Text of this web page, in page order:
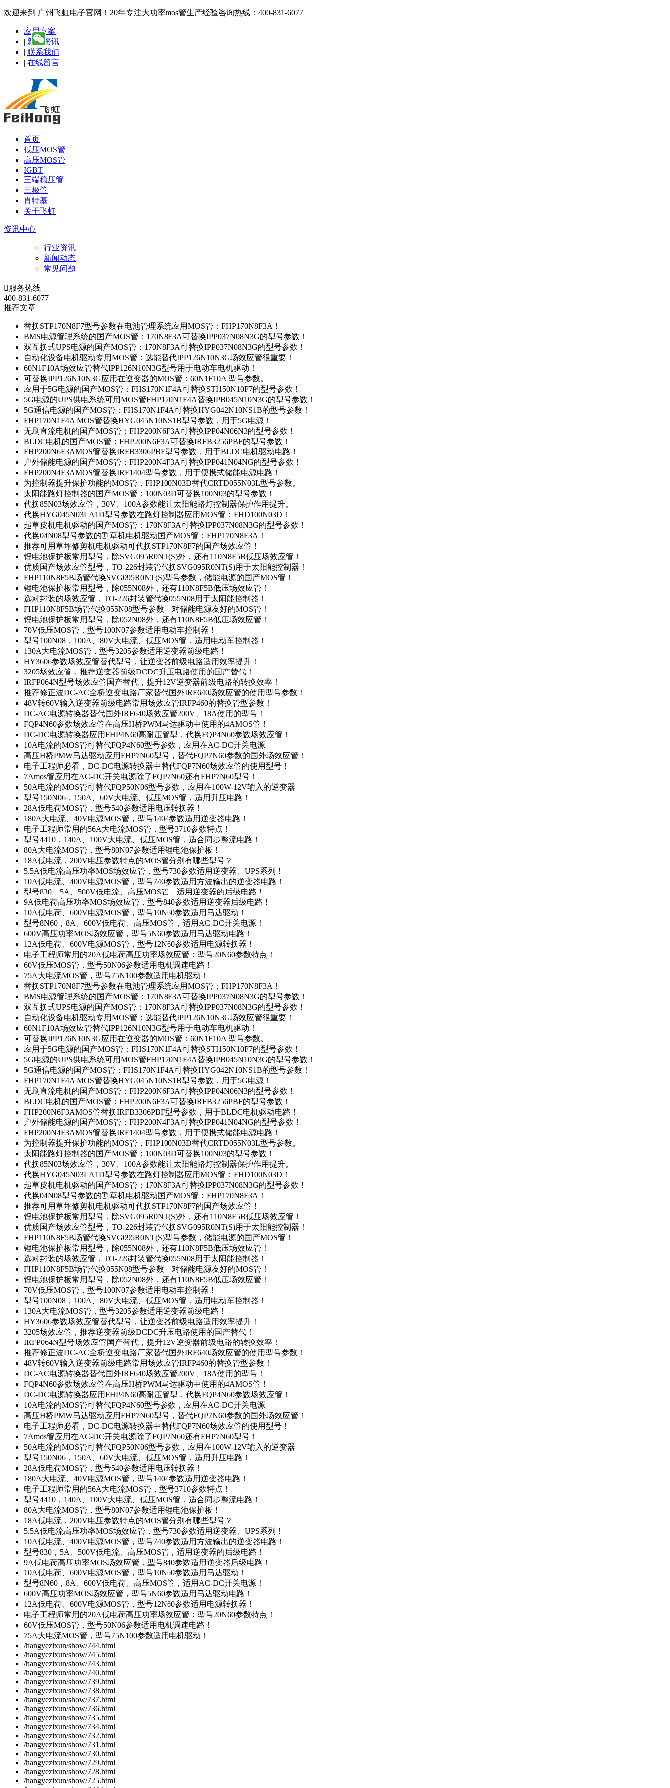
欢迎来到 广州飞虹电子官网！20年专注大功率mos管生产经验咨询热线：400-831-6077
应用方案
| 新闻资讯
| 联系我们
| 在线留言
首页
低压MOS管
高压MOS管
IGBT
三端稳压管
三极管
肖特基
关于飞虹
资讯中心
行业资讯
新闻动态
常见问题
 服务热线
400-831-6077
推荐文章
替换STP170N8F7型号参数在电池管理系统应用MOS管：FHP170N8F3A！
BMS电源管理系统的国产MOS管：170N8F3A可替换IPP037N08N3G的型号参数！
双互换式UPS电源的国产MOS管：170N8F3A可替换IPP037N08N3G的型号参数！
自动化设备电机驱动专用MOS管：选能替代IPP126N10N3G场效应管很重要！
60N1F10A场效应管替代IPP126N10N3G型号用于电动车电机驱动！
可替换IPP126N10N3G应用在逆变器的MOS管：60N1F10A 型号参数。
应用于5G电源的国产MOS管：FHS170N1F4A可替换STI150N10F7的型号参数！
5G电源的UPS供电系统可用MOS管FHP170N1F4A替换IPB045N10N3G的型号参数！
5G通信电源的国产MOS管：FHS170N1F4A可替换HYG042N10NS1B的型号参数！
FHP170N1F4A MOS管替换HYG045N10NS1B型号参数，用于5G电源！
无刷直流电机的国产MOS管：FHP200N6F3A可替换IPP04N06N3的型号参数！
BLDC电机的国产MOS管：FHP200N6F3A可替换IRFB3256PBF的型号参数！
FHP200N6F3AMOS管替换IRFB3306PBF型号参数，用于BLDC电机驱动电路！
户外储能电源的国产MOS管：FHP200N4F3A可替换IPP041N04NG的型号参数！
FHP200N4F3AMOS管替换IRF1404型号参数，用于便携式储能电源电路！
为控制器提升保护功能的MOS管，FHP100N03D替代CRTD055N03L型号参数。
太阳能路灯控制器的国产MOS管：100N03D可替换100N03的型号参数！
代换85N03场效应管，30V、100A参数能让太阳能路灯控制器保护作用提升。
代换HYG045N03LA1D型号参数在路灯控制器应用MOS管：FHD100N03D！
起草皮机电机驱动的国产MOS管：170N8F3A可替换IPP037N08N3G的型号参数！
代换04N08型号参数的割草机电机驱动国产MOS管：FHP170N8F3A！
推荐可用草坪修剪机电机驱动可代换STP170N8F7的国产场效应管！
锂电池保护板常用型号，除SVG095R0NT(S)外，还有110N8F5B低压场效应管！
优质国产场效应管型号，TO-226封装管代换SVG095R0NT(S)用于太阳能控制器！
FHP110N8F5B场管代换SVG095R0NT(S)型号参数，储能电源的国产MOS管！
锂电池保护板常用型号，除055N08外，还有110N8F5B低压场效应管！
选对封装的场效应管，TO-226封装管代换055N08用于太阳能控制器！
FHP110N8F5B场管代换055N08型号参数，对储能电源友好的MOS管！
锂电池保护板常用型号，除052N08外，还有110N8F5B低压场效应管！
70V低压MOS管，型号100N07参数适用电动车控制器！
型号100N08，100A、80V大电流、低压MOS管，适用电动车控制器！
130A大电流MOS管，型号3205参数适用逆变器前级电路！
HY3606参数场效应管替代型号，让逆变器前级电路适用效率提升！
3205场效应管，推荐逆变器前级DCDC升压电路使用的国产替代！
IRFP064N型号场效应管国产替代，提升12V逆变器前级电路的转换效率！
推荐修正波DC-AC全桥逆变电路厂家替代国外IRF640场效应管的使用型号参数！
48V转60V输入逆变器前级电路常用场效应管IRFP460的替换管型参数！
DC-AC电源转换器替代国外IRF640场效应管200V、18A使用的型号！
FQP4N60参数场效应管在高压H桥PWM马达驱动中使用的4AMOS管！
DC-DC电源转换器应用FHP4N60高耐压管型，代换FQP4N60参数场效应管！
10A电流的MOS管可替代FQP4N60型号参数，应用在AC-DC开关电源
高压H桥PMW马达驱动应用FHP7N60型号，替代FQP7N60参数的国外场效应管！
电子工程师必看，DC-DC电源转换器中替代FQP7N60场效应管的使用型号！
7Amos管应用在AC-DC开关电源除了FQP7N60还有FHP7N60型号！
50A电流的MOS管可替代FQP50N06型号参数，应用在100W-12V输入的逆变器
型号150N06，150A、60V大电流、低压MOS管，适用升压电路！
28A低电荷MOS管，型号540参数适用电压转换器！
180A大电流、40V电源MOS管，型号1404参数适用逆变器电路！
电子工程师常用的56A大电流MOS管，型号3710参数特点！
型号4410，140A、100V大电流、低压MOS管，适合同步整流电路！
80A大电流MOS管，型号80N07参数适用锂电池保护板！
18A低电流，200V电压参数特点的MOS管分别有哪些型号？
5.5A低电流高压功率MOS场效应管，型号730参数适用逆变器、UPS系列！
10A低电流、400V电源MOS管，型号740参数适用方波输出的逆变器电路！
型号830，5A、500V低电流、高压MOS管，适用逆变器的后级电路！
9A低电荷高压功率MOS场效应管，型号840参数适用逆变器后级电路！
10A低电荷、600V电源MOS管，型号10N60参数适用马达驱动！
型号8N60，8A、600V低电荷、高压MOS管，适用AC-DC开关电源！
600V高压功率MOS场效应管，型号5N60参数适用马达驱动电路！
12A低电荷、600V电源MOS管，型号12N60参数适用电源转换器！
电子工程师常用的20A低电荷高压功率场效应管：型号20N60参数特点！
60V低压MOS管，型号50N06参数适用电机调速电路！
75A大电流MOS管，型号75N100参数适用电机驱动！
替换STP170N8F7型号参数在电池管理系统应用MOS管：FHP170N8F3A！
BMS电源管理系统的国产MOS管：170N8F3A可替换IPP037N08N3G的型号参数！
双互换式UPS电源的国产MOS管：170N8F3A可替换IPP037N08N3G的型号参数！
自动化设备电机驱动专用MOS管：选能替代IPP126N10N3G场效应管很重要！
60N1F10A场效应管替代IPP126N10N3G型号用于电动车电机驱动！
可替换IPP126N10N3G应用在逆变器的MOS管：60N1F10A 型号参数。
应用于5G电源的国产MOS管：FHS170N1F4A可替换STI150N10F7的型号参数！
5G电源的UPS供电系统可用MOS管FHP170N1F4A替换IPB045N10N3G的型号参数！
5G通信电源的国产MOS管：FHS170N1F4A可替换HYG042N10NS1B的型号参数！
FHP170N1F4A MOS管替换HYG045N10NS1B型号参数，用于5G电源！
无刷直流电机的国产MOS管：FHP200N6F3A可替换IPP04N06N3的型号参数！
BLDC电机的国产MOS管：FHP200N6F3A可替换IRFB3256PBF的型号参数！
FHP200N6F3AMOS管替换IRFB3306PBF型号参数，用于BLDC电机驱动电路！
户外储能电源的国产MOS管：FHP200N4F3A可替换IPP041N04NG的型号参数！
FHP200N4F3AMOS管替换IRF1404型号参数，用于便携式储能电源电路！
为控制器提升保护功能的MOS管，FHP100N03D替代CRTD055N03L型号参数。
太阳能路灯控制器的国产MOS管：100N03D可替换100N03的型号参数！
代换85N03场效应管，30V、100A参数能让太阳能路灯控制器保护作用提升。
代换HYG045N03LA1D型号参数在路灯控制器应用MOS管：FHD100N03D！
起草皮机电机驱动的国产MOS管：170N8F3A可替换IPP037N08N3G的型号参数！
代换04N08型号参数的割草机电机驱动国产MOS管：FHP170N8F3A！
推荐可用草坪修剪机电机驱动可代换STP170N8F7的国产场效应管！
锂电池保护板常用型号，除SVG095R0NT(S)外，还有110N8F5B低压场效应管！
优质国产场效应管型号，TO-226封装管代换SVG095R0NT(S)用于太阳能控制器！
FHP110N8F5B场管代换SVG095R0NT(S)型号参数，储能电源的国产MOS管！
锂电池保护板常用型号，除055N08外，还有110N8F5B低压场效应管！
选对封装的场效应管，TO-226封装管代换055N08用于太阳能控制器！
FHP110N8F5B场管代换055N08型号参数，对储能电源友好的MOS管！
锂电池保护板常用型号，除052N08外，还有110N8F5B低压场效应管！
70V低压MOS管，型号100N07参数适用电动车控制器！
型号100N08，100A、80V大电流、低压MOS管，适用电动车控制器！
130A大电流MOS管，型号3205参数适用逆变器前级电路！
HY3606参数场效应管替代型号，让逆变器前级电路适用效率提升！
3205场效应管，推荐逆变器前级DCDC升压电路使用的国产替代！
IRFP064N型号场效应管国产替代，提升12V逆变器前级电路的转换效率！
推荐修正波DC-AC全桥逆变电路厂家替代国外IRF640场效应管的使用型号参数！
48V转60V输入逆变器前级电路常用场效应管IRFP460的替换管型参数！
DC-AC电源转换器替代国外IRF640场效应管200V、18A使用的型号！
FQP4N60参数场效应管在高压H桥PWM马达驱动中使用的4AMOS管！
DC-DC电源转换器应用FHP4N60高耐压管型，代换FQP4N60参数场效应管！
10A电流的MOS管可替代FQP4N60型号参数，应用在AC-DC开关电源
高压H桥PMW马达驱动应用FHP7N60型号，替代FQP7N60参数的国外场效应管！
电子工程师必看，DC-DC电源转换器中替代FQP7N60场效应管的使用型号！
7Amos管应用在AC-DC开关电源除了FQP7N60还有FHP7N60型号！
50A电流的MOS管可替代FQP50N06型号参数，应用在100W-12V输入的逆变器
型号150N06，150A、60V大电流、低压MOS管，适用升压电路！
28A低电荷MOS管，型号540参数适用电压转换器！
180A大电流、40V电源MOS管，型号1404参数适用逆变器电路！
电子工程师常用的56A大电流MOS管，型号3710参数特点！
型号4410，140A、100V大电流、低压MOS管，适合同步整流电路！
80A大电流MOS管，型号80N07参数适用锂电池保护板！
18A低电流，200V电压参数特点的MOS管分别有哪些型号？
5.5A低电流高压功率MOS场效应管，型号730参数适用逆变器、UPS系列！
10A低电流、400V电源MOS管，型号740参数适用方波输出的逆变器电路！
型号830，5A、500V低电流、高压MOS管，适用逆变器的后级电路！
9A低电荷高压功率MOS场效应管，型号840参数适用逆变器后级电路！
10A低电荷、600V电源MOS管，型号10N60参数适用马达驱动！
型号8N60，8A、600V低电荷、高压MOS管，适用AC-DC开关电源！
600V高压功率MOS场效应管，型号5N60参数适用马达驱动电路！
12A低电荷、600V电源MOS管，型号12N60参数适用电源转换器！
电子工程师常用的20A低电荷高压功率场效应管：型号20N60参数特点！
60V低压MOS管，型号50N06参数适用电机调速电路！
75A大电流MOS管，型号75N100参数适用电机驱动！
/hangyezixun/show/744.html
/hangyezixun/show/745.html
/hangyezixun/show/743.html
/hangyezixun/show/740.html
/hangyezixun/show/739.html
/hangyezixun/show/738.html
/hangyezixun/show/737.html
/hangyezixun/show/736.html
/hangyezixun/show/735.html
/hangyezixun/show/734.html
/hangyezixun/show/732.html
/hangyezixun/show/731.html
/hangyezixun/show/730.html
/hangyezixun/show/729.html
/hangyezixun/show/728.html
/hangyezixun/show/725.html